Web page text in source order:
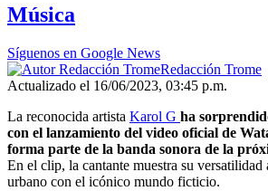
Música
Síguenos en Google News
Redacción Trome
Actualizado el 16/06/2023, 03:45 p.m.
La reconocida artista Karol G ha
con el lanzamiento del video oficial de
forma parte de la banda sonora de la
En el clip, la cantante muestra su
urbano con el icónico mundo ficticio.